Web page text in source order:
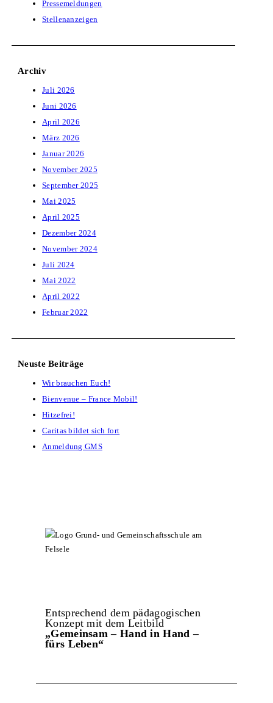
Pressemeldungen
Stellenanzeigen
Archiv
Juli 2026
Juni 2026
April 2026
März 2026
Januar 2026
November 2025
September 2025
Mai 2025
April 2025
Dezember 2024
November 2024
Juli 2024
Mai 2022
April 2022
Februar 2022
Neuste Beiträge
Wir brauchen Euch!
Bienvenue – France Mobil!
Hitzefrei!
Caritas bildet sich fort
Anmeldung GMS
Entsprechend dem pädagogischen
Konzept mit dem Leitbild
„Gemeinsam – Hand in Hand –
fürs Leben“